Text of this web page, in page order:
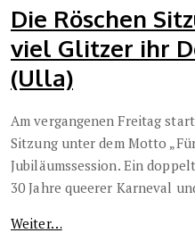
Die Röschen
viel Glitzer ihr
(Ulla)
Am vergangenen Freitag
Sitzung unter dem Motto
Jubiläumssession. Ein
30 Jahre queerer Karneval
Weiter…